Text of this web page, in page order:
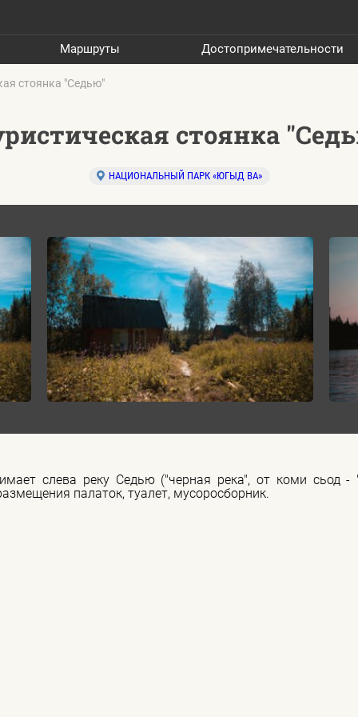
Маршруты Достопримечательности
стоянка "Седью"
стоянка
НАЦИОНАЛЬНЫЙ ПАРК «ЮГЫД ВА»
слева реку Седью ("черная река", от коми сьод -
палаток, туалет, мусоросборник.